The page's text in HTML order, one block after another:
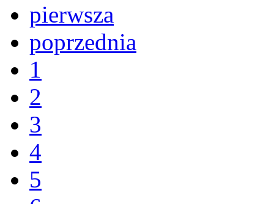
pierwsza
poprzednia
1
2
3
4
5